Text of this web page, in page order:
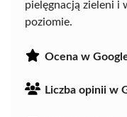
pielęgnacją zieleni i
poziomie.
Ocena w
Liczba opinii w